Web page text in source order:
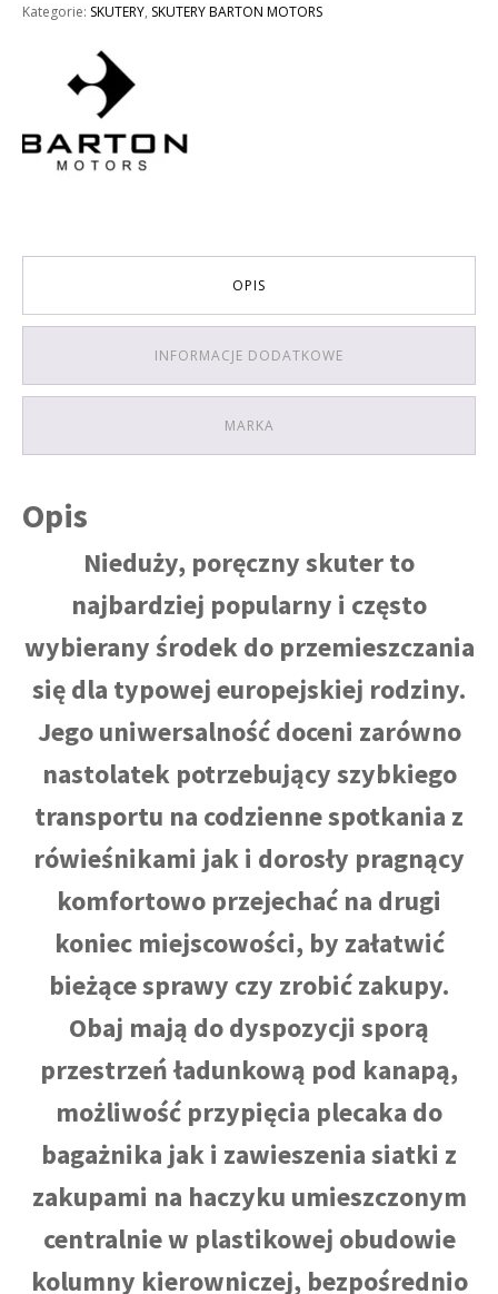
FLASH
Kategorie: SKUTERY, SKUTERY BARTON MOTORS
OPIS
INFORMACJE DODATKOWE
MARKA
Opis
Nieduży, poręczny skuter to
najbardziej popularny i często
wybierany środek do przemieszczania
się dla typowej europejskiej rodziny.
Jego uniwersalność doceni zarówno
nastolatek potrzebujący szybkiego
transportu na codzienne spotkania z
rówieśnikami jak i dorosły pragnący
komfortowo przejechać na drugi
koniec miejscowości, by załatwić
bieżące sprawy czy zrobić zakupy.
Obaj mają do dyspozycji sporą
przestrzeń ładunkową pod kanapą,
możliwość przypięcia plecaka do
bagażnika jak i zawieszenia siatki z
zakupami na haczyku umieszczonym
centralnie w plastikowej obudowie
kolumny kierowniczej, bezpośrednio